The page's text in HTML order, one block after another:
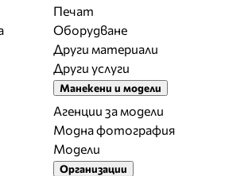
Печат
Оборудване
Други материали
Други услуги
Манекени и модели
Агенции за модели
Модна фотография
Модели
Организации